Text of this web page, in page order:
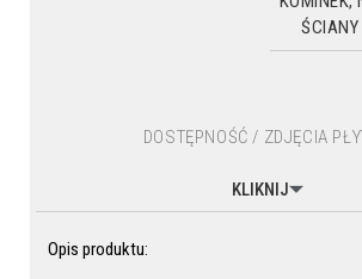
ŚCIANY
DOSTĘPNOŚĆ / ZDJĘCIA
KLIKNIJ
Opis produktu: